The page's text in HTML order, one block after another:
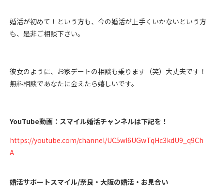
婚活が初めて！という方も、今の婚活が上手くいかないという方
も、是非ご相談下さい。
彼女のように、お家デートの相談も乗ります（笑）大丈夫です！
無料相談であなたに会えたら嬉しいです。
YouTube動画：スマイル婚活チャンネルは下記を！
https://youtube.com/channel/UC5wl6UGwTqHc3kdU9_q9Ch
A
婚活サポートスマイル/奈良・大阪の婚活・お見合い